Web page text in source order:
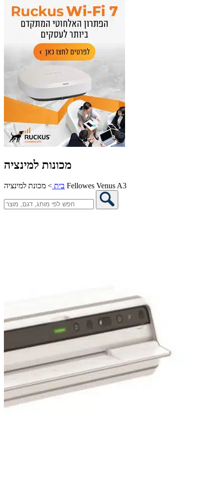
מכונות למינציה
בית > מכונת למינציה Fellowes Venus A3